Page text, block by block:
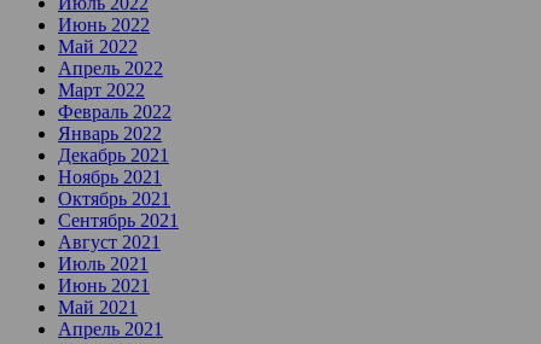
Июнь 2022
Май 2022
Апрель 2022
Март 2022
Февраль 2022
Январь 2022
Декабрь 2021
Ноябрь 2021
Октябрь 2021
Сентябрь 2021
Август 2021
Июль 2021
Июнь 2021
Май 2021
Апрель 2021